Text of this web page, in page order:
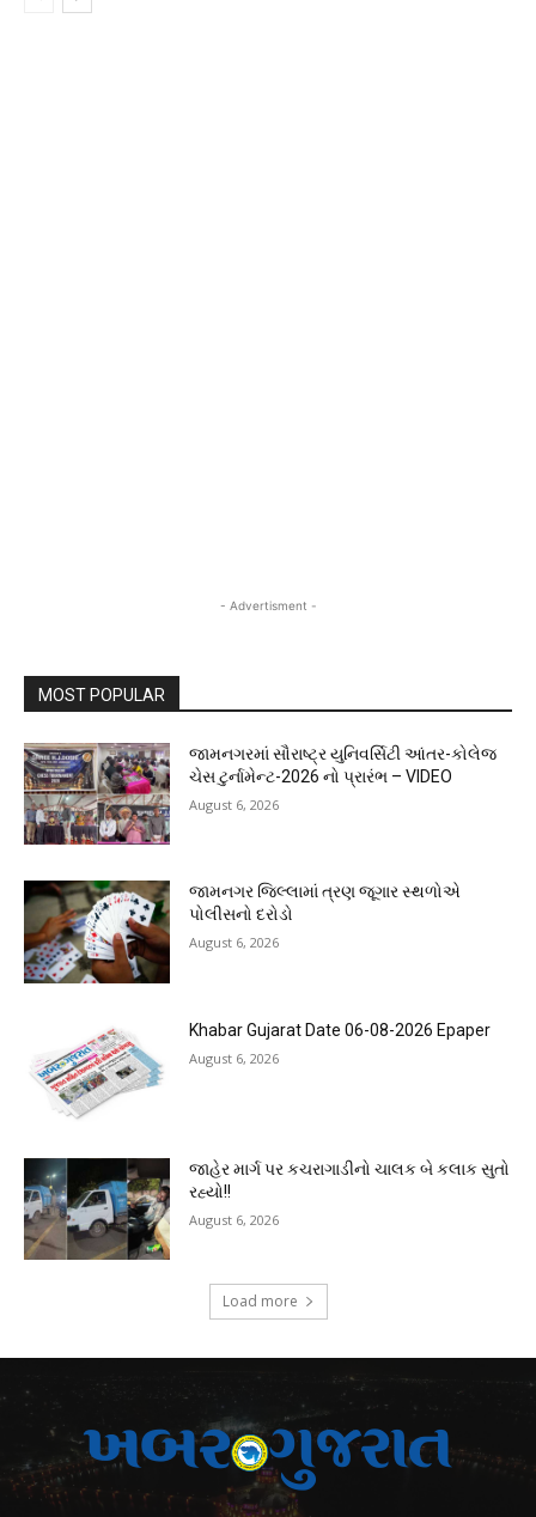
- Advertisment -
MOST POPULAR
જામનગરમાં સૌરાષ્ટ્ર યુનિવર્સિટી આંતર-કોલેજ
ચેસ ટુર્નામેન્ટ-2026 નો પ્રારંભ – VIDEO
August 6, 2026
જામનગર જિલ્લામાં ત્રણ જૂગાર સ્થળોએ
પોલીસનો દરોડો
August 6, 2026
Khabar Gujarat Date 06-08-2026 Epaper
August 6, 2026
જાહેર માર્ગ પર કચરાગાડીનો ચાલક બે કલાક સુતો
રહ્યો!!
August 6, 2026
Load more